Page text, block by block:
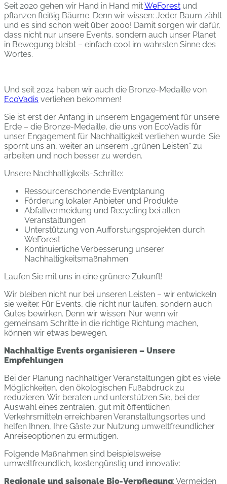
Seit 2020 gehen wir Hand in Hand mitWeForest und
pflanzen fleißig Bäume. Denn wir wissen: Jeder Baum zählt
und es sind schon weit über 2000! Damit sorgen wir dafür,
dass nicht nur unsere Events, sondern auch unser Planet
in Bewegung bleibt – einfach cool im wahrsten Sinne des
Wortes.
Und seit 2024 haben wir auch die Bronze-Medaille von
EcoVadis verliehen bekommen!
Sie ist erst der Anfang in unserem Engagement für unsere
Erde – die Bronze-Medaille, die uns von EcoVadis für
unser Engagement für Nachhaltigkeit verliehen wurde. Sie
spornt uns an, weiter an unserem „grünen Leisten“ zu
arbeiten und noch besser zu werden.
Unsere Nachhaltigkeits-Schritte:
Ressourcenschonende Eventplanung
Förderung lokaler Anbieter und Produkte
Abfallvermeidung und Recycling bei allen
Veranstaltungen
Unterstützung von Aufforstungsprojekten durch
WeForest
Kontinuierliche Verbesserung unserer
Nachhaltigkeitsmaßnahmen
Laufen Sie mit uns in eine grünere Zukunft!
Wir bleiben nicht nur bei unseren Leisten – wir entwickeln
sie weiter. Für Events, die nicht nur laufen, sondern auch
Gutes bewirken. Denn wir wissen: Nur wenn wir
gemeinsam Schritte in die richtige Richtung machen,
können wir etwas bewegen.
Nachhaltige Events organisieren – Unsere
Empfehlungen
Bei der Planung nachhaltiger Veranstaltungen gibt es viele
Möglichkeiten, den ökologischen Fußabdruck zu
reduzieren. Wir beraten und unterstützen Sie, bei der
Auswahl eines zentralen, gut mit öffentlichen
Verkehrsmitteln erreichbaren Veranstaltungsortes und
helfen Ihnen, Ihre Gäste zur Nutzung umweltfreundlicher
Anreiseoptionen zu ermutigen.
Folgende Maßnahmen sind beispielsweise
umweltfreundlich, kostengünstig und innovativ:
Regionale und saisonale Bio-Verpflegung: Vermeiden